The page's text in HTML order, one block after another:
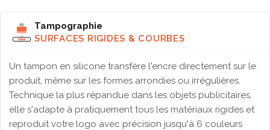
Tampographie
SURFACES RIGIDES & COURBES
Un tampon en silicone transfère l'encre directement sur le
produit, même sur les formes arrondies ou irrégulières.
Technique la plus répandue dans les objets publicitaires,
elle s'adapte à pratiquement tous les matériaux rigides et
reproduit votre logo avec précision jusqu'à 6 couleurs